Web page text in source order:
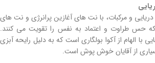
دریایی و مرکبات، با نت ‌های آغازین پرانرژی و نت ‌های
که حس طراوت و اعتماد به نفس را تقویت می ‌کنند.
با الهام از آکوا بولگاری است که به دلیل رایحه آبزی
از آقایان خوش ‌پوش است.